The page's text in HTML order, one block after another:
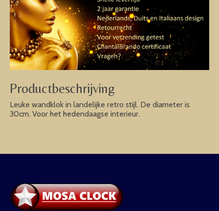
Productbeschrijving
Leuke wandklok in landelijke retro stijl. De diameter is
30cm. Voor het hedendaagse interieur.